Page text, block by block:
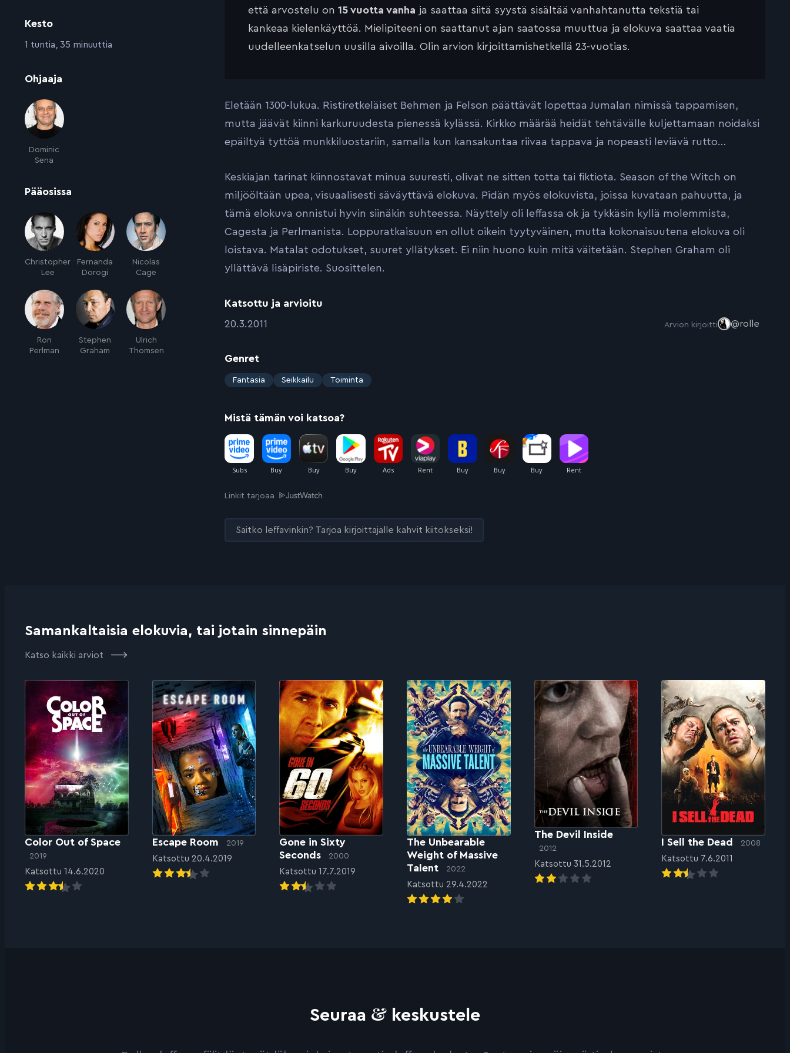
Kesto
:1 tuntia, 35 minuuttia
Ohjaaja
Dominic
Sena
Pääosissa
Christopher
Lee
Fernanda
Dorogi
Nicolas
Cage
Ron
Perlman
Stephen
Graham
Ulrich
Thomsen
että arvostelu on 15 vuotta vanha ja saattaa siitä syystä sisältää vanhahtanutta tekstiä tai
kankeaa kielenkäyttöä. Mielipiteeni on saattanut ajan saatossa muuttua ja elokuva saattaa vaatia
uudelleenkatselun uusilla aivoilla. Olin arvion kirjoittamishetkellä 23-vuotias.
Eletään 1300-lukua. Ristiretkeläiset Behmen ja Felson päättävät lopettaa Jumalan nimissä tappamisen,
mutta jäävät kiinni karkuruudesta pienessä kylässä. Kirkko määrää heidät tehtävälle kuljettamaan noidaksi
epäiltyä tyttöä munkkiluostariin, samalla kun kansakuntaa riivaa tappava ja nopeasti leviävä rutto…
Keskiajan tarinat kiinnostavat minua suuresti, olivat ne sitten totta tai fiktiota. Season of the Witch on
miljööltään upea, visuaalisesti säväyttävä elokuva. Pidän myös elokuvista, joissa kuvataan pahuutta, ja
tämä elokuva onnistui hyvin siinäkin suhteessa. Näyttely oli leffassa ok ja tykkäsin kyllä molemmista,
Cagesta ja Perlmanista. Loppuratkaisuun en ollut oikein tyytyväinen, mutta kokonaisuutena elokuva oli
loistava. Matalat odotukset, suuret yllätykset. Ei niin huono kuin mitä väitetään. Stephen Graham oli
yllättävä lisäpiriste. Suosittelen.
Katsottu ja arvioitu
:20.3.2011 Arvion kirjoitti @rolle
Genret
:
Fantasia Seikkailu Toiminta
Mistä tämän voi katsoa?
Linkit tarjoaa
Saitko leffavinkin? Tarjoa kirjoittajalle kahvit kiitokseksi!
Samankaltaisia elokuvia, tai jotain sinnepäin
Katso kaikki arviot
Color Out of Space
2019
Katsottu 14.6.2020
Escape Room 2019
Katsottu 20.4.2019
Gone in Sixty
Seconds
2000
Katsottu 17.7.2019
The Unbearable
Weight of Massive
Talent
2022
Katsottu 29.4.2022
The Devil Inside
2012
Katsottu 31.5.2012
I Sell the Dead 2008
Katsottu 7.6.2011
Seuraa & keskustele